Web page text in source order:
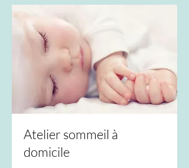
Atelier sommeil à
domicile